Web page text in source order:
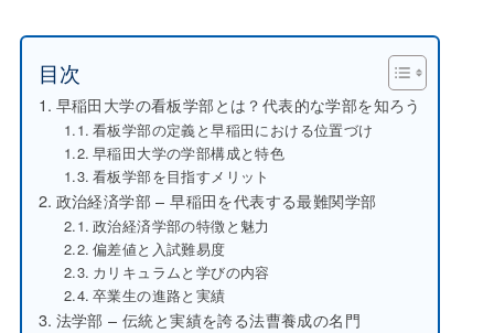
目次
早稲田大学の看板学部とは？代表的な学部を知ろう
看板学部の定義と早稲田における位置づけ
早稲田大学の学部構成と特色
看板学部を目指すメリット
政治経済学部 – 早稲田を代表する最難関学部
政治経済学部の特徴と魅力
偏差値と入試難易度
カリキュラムと学びの内容
卒業生の進路と実績
法学部 – 伝統と実績を誇る法曹養成の名門